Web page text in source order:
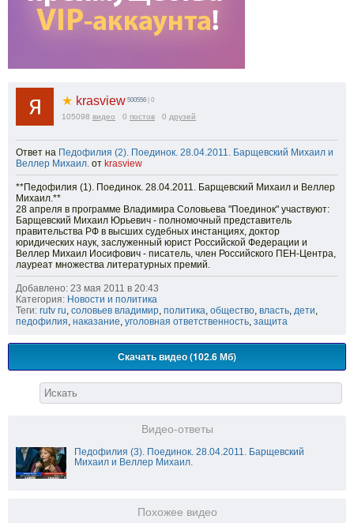
★ krasview 500556 | 0
105098 видео 0 постов 0 друзей
Ответ на Педофилия (2). Поединок. 28.04.2011. Барщевский Михаил и
Веллер Михаил. от krasview
**Педофилия (1). Поединок. 28.04.2011. Барщевский Михаил и Веллер
Михаил.**
28 апреля в программе Владимира Соловьева "Поединок" участвуют:
Барщевский Михаил Юрьевич - полномочный представитель
правительства РФ в высших судебных инстанциях, доктор
юридических наук, заслуженный юрист Российской Федерации и
Веллер Михаил Иосифович - писатель, член Российского ПЕН-Центра,
лауреат множества литературных премий.
Добавлено: 23 мая 2011 в 20:43
Категория: Новости и политика
Теги: rutv ru соловьев владимир политика общество власть дети
педофилия наказание уголовная ответственность защита
Скачать видео (102.6 Мб)
Видео-ответы
Педофилия (3). Поединок. 28.04.2011. Барщевский
Михаил и Веллер Михаил.
Похожее видео